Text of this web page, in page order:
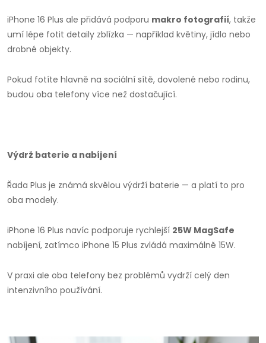
iPhone 16 Plus ale přidává podporu makro fotografií, takže
umí lépe fotit detaily zblízka — například květiny, jídlo nebo
drobné objekty.
Pokud fotíte hlavně na sociální sítě, dovolené nebo rodinu,
budou oba telefony více než dostačující.
Výdrž baterie a nabíjení
Řada Plus je známá skvělou výdrží baterie — a platí to pro
oba modely.
iPhone 16 Plus navíc podporuje rychlejší 25W MagSafe
nabíjení, zatímco iPhone 15 Plus zvládá maximálně 15W.
V praxi ale oba telefony bez problémů vydrží celý den
intenzivního používání.